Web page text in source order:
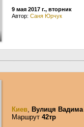
9 мая 2017 г., вторник
Автор: Саня Юрчук
Киев, Вулиця Вадима
Маршрут 42тр